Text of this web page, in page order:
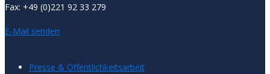
Fax: +49 (0)221 92 33 279
E-Mail senden
Presse & Öffentlichkeitsarbeit